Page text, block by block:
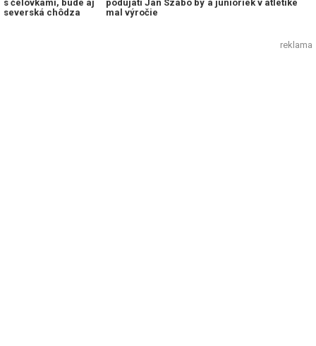
s čelovkami, bude aj
severská chôdza
podujatí Ján Szabo by
mal výročie
a junioriek v atletike
reklama